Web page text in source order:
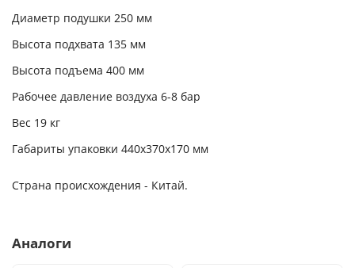
Диаметр подушки 250 мм
Высота подхвата 135 мм
Высота подъема 400 мм
Рабочее давление воздуха 6-8 бар
Вес 19 кг
Габариты упаковки 440х370х170 мм
Страна происхождения - Китай.
Аналоги